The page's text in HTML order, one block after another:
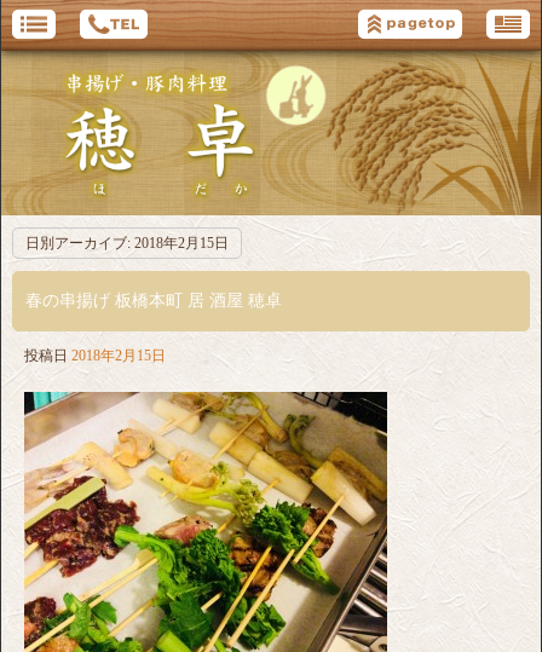
日別アーカイブ: 2018年2月15日
春の串揚げ 板橋本町 居 酒屋 穂卓
投稿日 2018年2月15日